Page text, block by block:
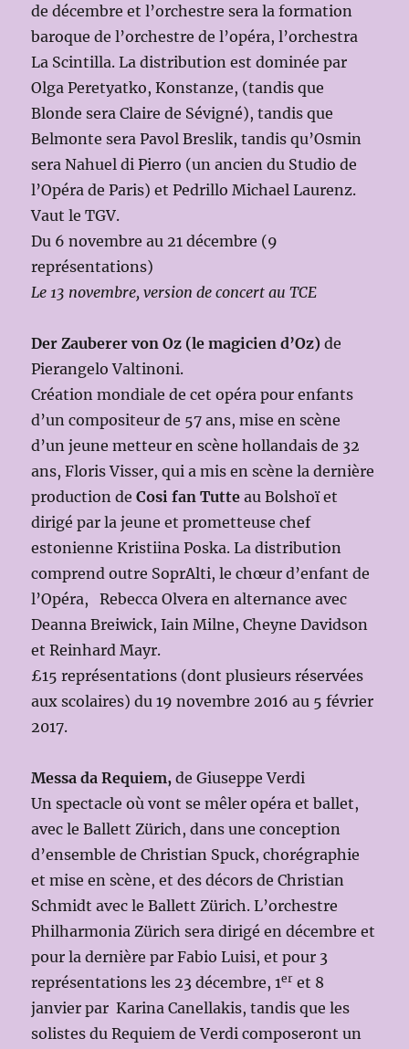
de décembre et l’orchestre sera la formation
baroque de l’orchestre de l’opéra, l’orchestra
La Scintilla. La distribution est dominée par
Olga Peretyatko, Konstanze, (tandis que
Blonde sera Claire de Sévigné), tandis que
Belmonte sera Pavol Breslik, tandis qu’Osmin
sera Nahuel di Pierro (un ancien du Studio de
l’Opéra de Paris) et Pedrillo Michael Laurenz.
Vaut le TGV.
Du 6 novembre au 21 décembre (9
représentations)
Le 13 novembre, version de concert au TCE
Der Zauberer von Oz (le magicien d’Oz)de
Pierangelo Valtinoni.
Création mondiale de cet opéra pour enfants
d’un compositeur de 57 ans, mise en scène
d’un jeune metteur en scène hollandais de 32
ans, Floris Visser, qui a mis en scène la dernière
production deCosi fan Tutte au Bolshoï et
dirigé par la jeune et prometteuse chef
estonienne Kristiina Poska. La distribution
comprend outre SoprAlti, le chœur d’enfant de
l’Opéra, Rebecca Olvera en alternance avec
Deanna Breiwick, Iain Milne, Cheyne Davidson
et Reinhard Mayr.
£15 représentations (dont plusieurs réservées
aux scolaires) du 19 novembre 2016 au 5 février
2017.
Messa da Requiem,de Giuseppe Verdi
Un spectacle où vont se mêler opéra et ballet,
avec le Ballett Zürich, dans une conception
d’ensemble de Christian Spuck, chorégraphie
et mise en scène, et des décors de Christian
Schmidt avec le Ballett Zürich. L’orchestre
Philharmonia Zürich sera dirigé en décembre et
pour la dernière par Fabio Luisi, et pour 3
représentations les 23 décembre, 1er et 8
janvier par Karina Canellakis, tandis que les
solistes du Requiem de Verdi composeront un